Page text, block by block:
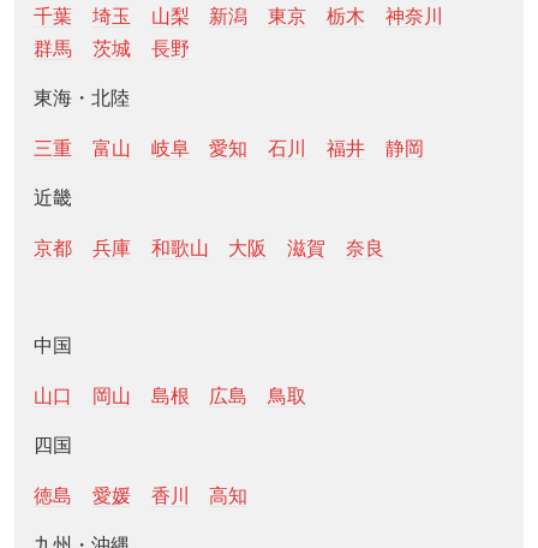
千葉 埼玉 山梨 新潟 東京 栃木
神奈川
群馬
茨城 長野
東海・北陸
三重 富山 岐阜 愛知 石川 福井 静岡
近畿
京都 兵庫 和歌山 大阪 滋賀 奈良
中国
山口 岡山 島根 広島 鳥取
四国
徳島 愛媛 香川 高知